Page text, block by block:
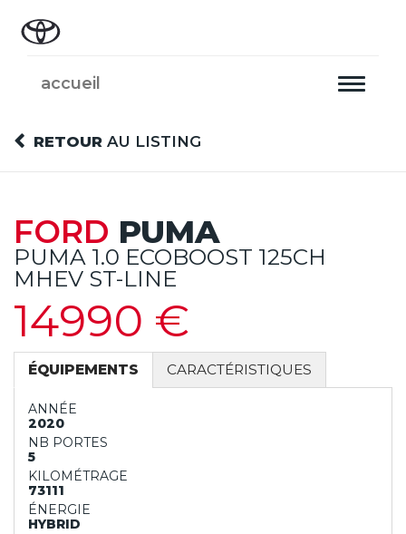
Toggle
accueil
RETOUR AU LISTING
FORD PUMA
PUMA 1.0 ECOBOOST 125CH
MHEV ST-LINE
14990 €
ÉQUIPEMENTS CARACTÉRISTIQUES
ANNÉE
2020
NB PORTES
5
KILOMÉTRAGE
73111
ÉNERGIE
HYBRID